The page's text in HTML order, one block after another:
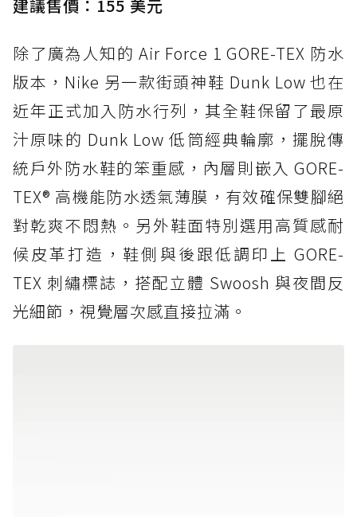
建議售價：155 美元
除了廣為人知的 Air Force 1 GORE-TEX 防水
版本，Nike 另一款街頭神鞋 Dunk Low 也在
近年正式加入防水行列，其全鞋保留了最原
汁原味的 Dunk Low 低筒經典輪廓，擺脫傳
統戶外防水鞋的笨重感，內層則嵌入 GORE-
TEX® 高機能防水透氣薄膜，有效確保雙腳絕
對乾爽不悶熱。另外鞋面特別選用高質感耐
候皮革打造，鞋側與後跟低調印上 GORE-
TEX 刺繡標誌，搭配立體 Swoosh 與夜間反
光細節，視覺層次感直接拉滿。